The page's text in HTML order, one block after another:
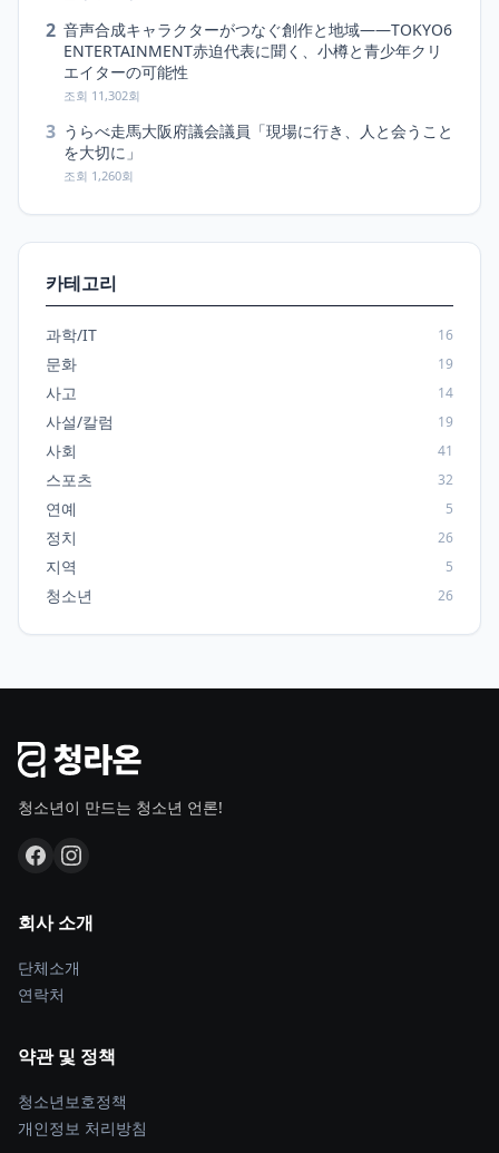
2 音声合成キャラクターがつなぐ創作と地域――TOKYO6
ENTERTAINMENT赤迫代表に聞く、小樽と青少年クリ
エイターの可能性
조회 11,302회
3 うらべ走馬大阪府議会議員「現場に行き、人と会うこと
を大切に」
조회 1,260회
카테고리
과학/IT 16
문화 19
사고 14
사설/칼럼 19
사회 41
스포츠 32
연예 5
정치 26
지역 5
청소년 26
청소년이 만드는 청소년 언론!
회사 소개
단체소개
연락처
약관 및 정책
청소년보호정책
개인정보 처리방침